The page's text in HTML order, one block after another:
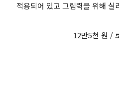
적용되어 있고 그립력을 위해 실
12만5천 원 /